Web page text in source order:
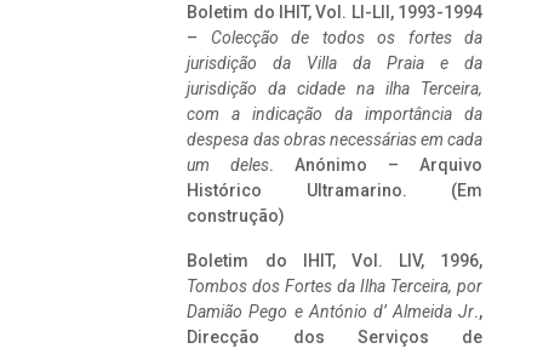
Boletim do IHIT, Vol. LI-LII, 1993-1994
– Colecção de todos os fortes da
jurisdição da Villa da Praia e da
jurisdição da cidade na ilha Terceira,
com a indicação da importância da
despesa das obras necessárias em cada
um deles. Anónimo – Arquivo
Histórico Ultramarino. (Em
construção)
Boletim do IHIT, Vol. LIV, 1996,
Tombos dos Fortes da Ilha Terceira, por
Damião Pego e António d’ Almeida Jr.,
Direcção dos Serviços de